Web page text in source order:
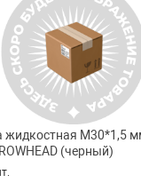
жидкостная М30*1,5
(черный)